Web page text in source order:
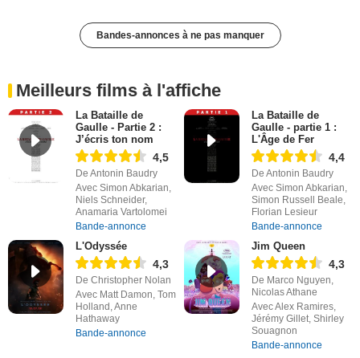
Bandes-annonces à ne pas manquer
Meilleurs films à l'affiche
La Bataille de
Gaulle - Partie 2 :
J’écris ton nom
4,5
De Antonin Baudry
Avec Simon Abkarian,
Niels Schneider,
Anamaria Vartolomei
Bande-annonce
La Bataille de
Gaulle - partie 1 :
L'Âge de Fer
4,4
De Antonin Baudry
Avec Simon Abkarian,
Simon Russell Beale,
Florian Lesieur
Bande-annonce
L'Odyssée
4,3
De Christopher Nolan
Avec Matt Damon, Tom
Holland, Anne
Hathaway
Bande-annonce
Jim Queen
4,3
De Marco Nguyen,
Nicolas Athane
Avec Alex Ramires,
Jérémy Gillet, Shirley
Souagnon
Bande-annonce